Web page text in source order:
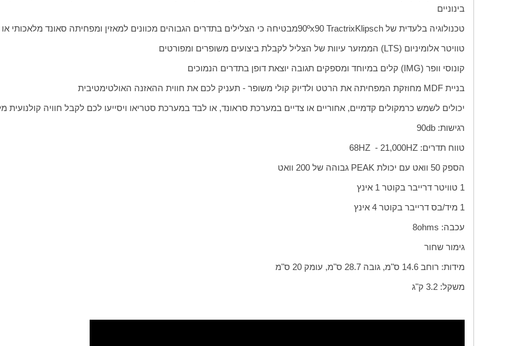
בינוניים
טכנולוגיה בלעדית של Klipsch
Tractrix
90ºxמבטיחה כי הצלילים בתדרים הגבוהים מכוונים למאזין ומפחיתה סאונד מלאכותי
טוויטר אלומיניום (LTS) הממזער עיוות של הצליל לקבלת ביצועים משופרים ומפורטים
קונוסי וופר (IMG) קלים במיוחד ומספקים תגובה יוצאת דופן בתדרים הנמוכים
בניית MDF מחוזקת המפחיתה את הרטט ולדיוק קולי משופר - תעניק לכם את חווית ההאזנה האולטימטיבית
יכולים לשמש כרמקולים קדמיים, אחוריים או צדיים במערכת סראונד, או לבד במערכת סטריאו ויסייעו לכם לקבל חוויה קולנועית
רגישות: db
90
טווח תדרים: HZ
21,000 -
HZ
68
הספק 50 וואט עם יכולת
PEAK גבוהה של 200 וואט
1 טוויטר דרייבר בקוטר 1 אינץ
1 מיד/בס דרייבר בקוטר 4 אינץ
עכבה: ohms
8
גימור שחור
מידות: רוחב 14.6 ס"מ, גובה 28.7 ס"מ, עומק 20 ס"מ
משקל: 3.2 ק"ג